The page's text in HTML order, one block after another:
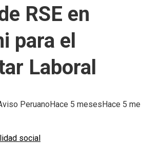
RSE en
para el
Laboral
Peruano Hace 5 meses Hace 5
social